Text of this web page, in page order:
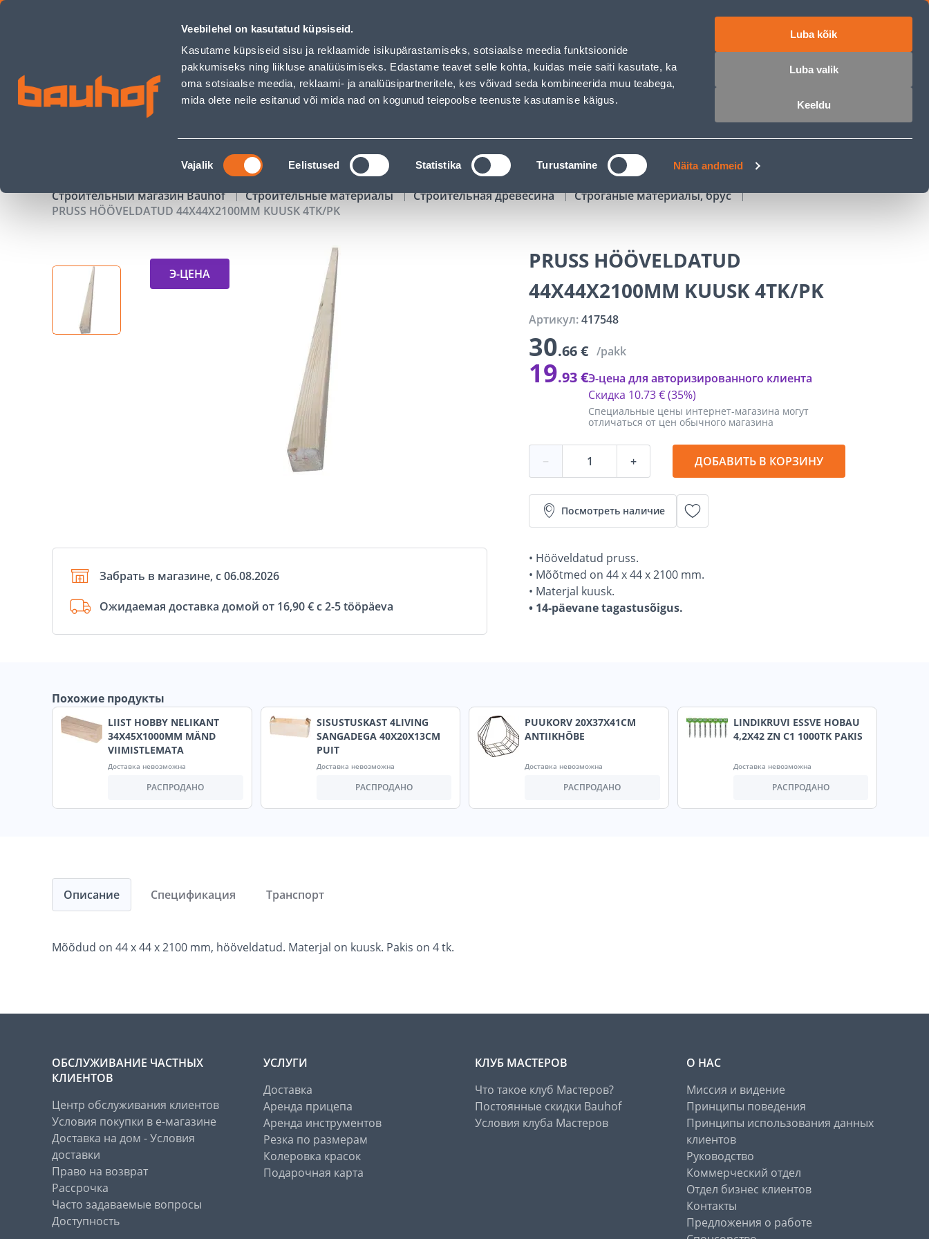
Veebilehel on kasutatud küpsiseid.
Kasutame küpsiseid sisu ja reklaamide isikupärastamiseks, sotsiaalse meedia funktsioonide
pakkumiseks ning liikluse analüüsimiseks. Edastame teavet selle kohta, kuidas meie saiti kasutate, ka
oma sotsiaalse meedia, reklaami- ja analüüsipartneritele, kes võivad seda kombineerida muu teabega,
mida olete neile esitanud või mida nad on kogunud teiepoolse teenuste kasutamise käigus.
Nõusoleku
valik
Vajalik Eelistused Statistika Turustamine Näita andmeid
Luba kõik
Luba valik
Keeldu
PRUSS HÖÖVELDATUD 44X44X2100MM KUUSK 4TK/PK - Bauhof has loaded
Обслуживание бизнес-клиентов Обслуживание частных клиентов Услуги Предложения о работе
ПОИСК
АКЦИИ КАТАЛОГИ АРЕНДА ИНСТРУМЕНТОВ РАССРОЧКА
Строительный магазин Bauhof Строительные материалы Строительная древесина
Строганые материалы, брус
PRUSS HÖÖVELDATUD 44X44X2100MM KUUSK 4TK/PK
Э-ЦЕНА
Забрать в магазине, с 06.08.2026
Ожидаемая доставка домой от 16,90 € с 2-5 tööpäeva
PRUSS HÖÖVELDATUD
44X44X2100MM KUUSK 4TK/PK
Артикул:417548
30.66 € /pakk
19.93 €
Специальные цены интернет-магазина могут
отличаться от цен обычного магазина
Скидка 10.73 €(35%)
Э-цена для авторизированного клиента
− + ДОБАВИТЬ В КОРЗИНУ
Посмотреть наличие
• Hööveldatud pruss.
• Mõõtmed on 44 x 44 x 2100 mm.
• Materjal kuusk.
• 14-päevane tagastusõigus.
Похожие продукты
LIIST HOBBY NELIKANT
34X45X1000MM MÄND
VIIMISTLEMATA
Доставка невозможна
РАСПРОДАНО
SISUSTUSKAST 4LIVING
SANGADEGA 40X20X13CM
PUIT
Доставка невозможна
РАСПРОДАНО
PUUKORV 20X37X41CM
ANTIIKHÕBE
Доставка невозможна
РАСПРОДАНО
LINDIKRUVI ESSVE HOBAU
4,2X42 ZN C1 1000TK PAKIS
Доставка невозможна
РАСПРОДАНО
Описание
Mõõdud on 44 x 44 x 2100 mm, hööveldatud. Materjal on kuusk. Pakis on 4 tk.
Спецификация Транспорт
ОБСЛУЖИВАНИЕ ЧАСТНЫХ
КЛИЕНТОВ
Центр обслуживания клиентов
Условия покупки в е-магазине
Доставка на дом - Условия
доставки
Право на возврат
Рассрочка
Часто задаваемые вопросы
Доступность
УСЛУГИ
Доставка
Аренда прицепа
Аренда инструментов
Резка по размерам
Колеровка красок
Подарочная карта
КЛУБ МАСТЕРОВ
Что такое клуб Мастеров?
Постоянные скидки Bauhof
Условия клуба Мастеров
О НАС
Миссия и видение
Принципы поведения
Принципы использования данных
клиентов
Руководство
Коммерческий отдел
Отдел бизнес клиентов
Контакты
Предложения о работе